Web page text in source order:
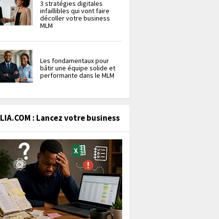
3 stratégies digitales
infaillibles qui vont faire
décoller votre business
MLM
Les fondamentaux pour
bâtir une équipe solide et
performante dans le MLM
: Lancez votre business